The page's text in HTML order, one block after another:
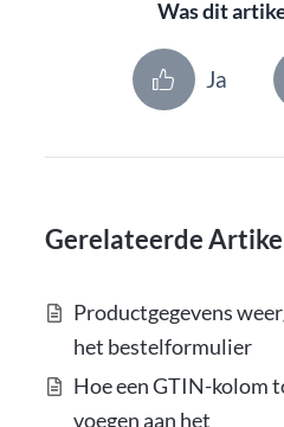
Was dit
Ja
Gerelateerde
Productgegevens
het bestelformulier
Hoe een GTIN-kolom
voegen aan het